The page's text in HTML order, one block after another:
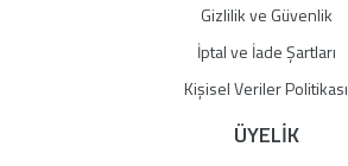
Gizlilik ve Güvenlik
İptal ve İade Şartları
Kişisel Veriler Politikası
ÜYELİK